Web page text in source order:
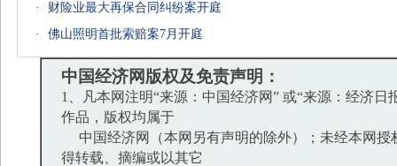
·
财险业最大再保合同纠纷案开庭
·
佛山照明首批索赔案7月开庭
中国经济网版权及免责声明：
1、凡本网注明“来源：中国经济网” 或“来源：经济日
作品，版权均属于
中国经济网（本网另有声明的除外）；未经本网授
得转载、摘编或以其它